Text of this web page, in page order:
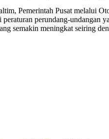
Pemerintah Pusat melalui
perundang-
semakin meningkat seiring